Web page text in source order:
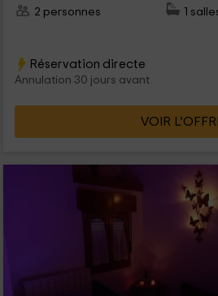
2 personnes
1
Réservation directe
Annulation 30 jours avant
VOIR